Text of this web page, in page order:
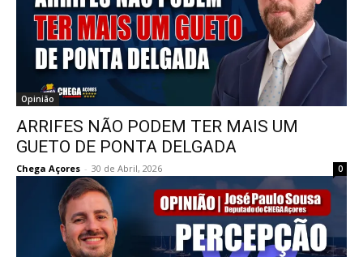
Opinião
ARRIFES NÃO PODEM TER MAIS UM
GUETO DE PONTA DELGADA
Chega Açores - 30 de Abril, 2026 0